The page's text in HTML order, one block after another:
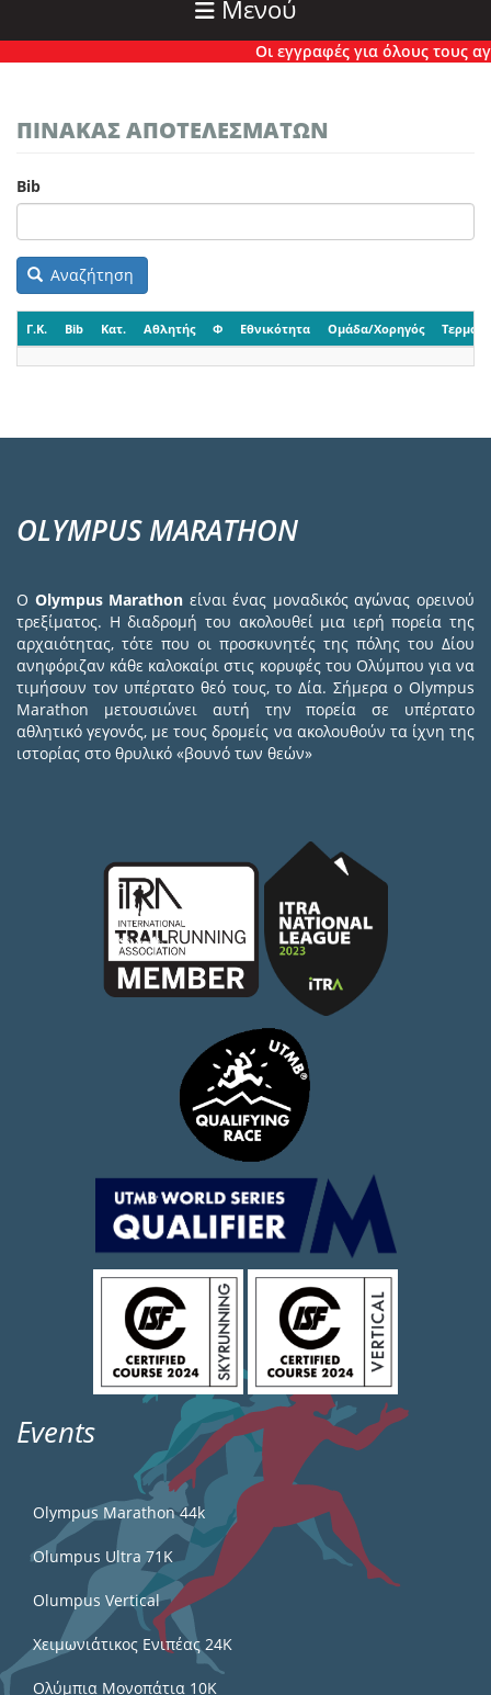
Μενού
Οι εγγραφές για όλους τους
ΠΙΝΑΚΑΣ ΑΠΟΤΕΛΕΣΜΑΤΩΝ
Bib
Αναζήτηση
Γ.Κ. Bib Κατ. Αθλητής Φ Εθνικότητα Ομάδα/Χορηγός
OLYMPUS MARATHON
Ο Olympus Marathon είναι ένας μοναδικός αγώνας ορεινού
τρεξίματος. Η διαδρομή του ακολουθεί μια ιερή πορεία της
αρχαιότητας, τότε που οι προσκυνητές της πόλης του Δίου
ανηφόριζαν κάθε καλοκαίρι στις κορυφές του Ολύμπου για να
τιμήσουν τον υπέρτατο θεό τους, το Δία. Σήμερα ο Olympus
Marathon μετουσιώνει αυτή την πορεία σε υπέρτατο
αθλητικό γεγονός, με τους δρομείς να ακολουθούν τα ίχνη της
ιστορίας στο θρυλικό «βουνό των θεών»
Events
Olympus Marathon 44k
Olumpus Ultra 71K
Olumpus Vertical
Χειμωνιάτικος Ενιπέας 24Κ
Ολύμπια Μονοπάτια 10Κ